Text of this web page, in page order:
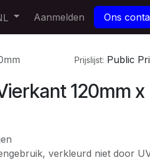
Aanmelden Ons
Prijslijst: Public
120mm x
verkleurd niet door